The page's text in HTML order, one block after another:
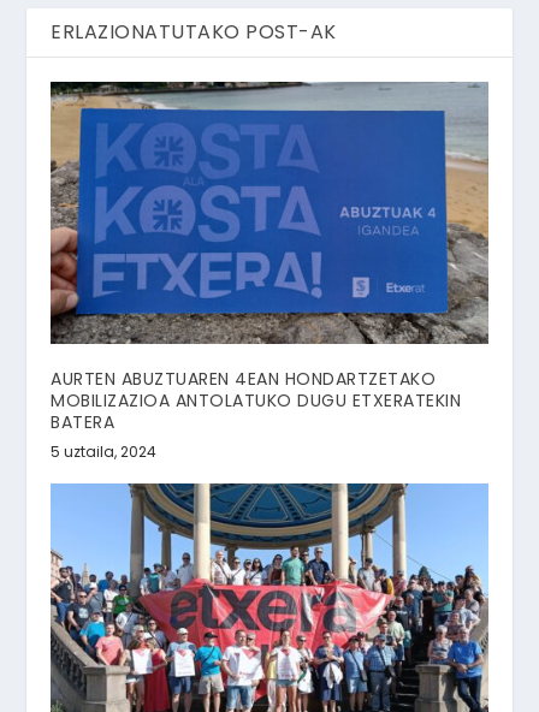
ERLAZIONATUTAKO POST-AK
AURTEN ABUZTUAREN 4EAN HONDARTZETAKO
MOBILIZAZIOA ANTOLATUKO DUGU ETXERATEKIN
BATERA
5 uztaila, 2024